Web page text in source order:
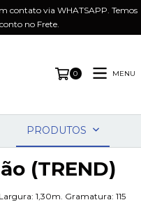
contato via WHATSAPP. Temos
no Frete.
0 MENU
PRODUTOS
(TREND)
1,30m. Gramatura: 115